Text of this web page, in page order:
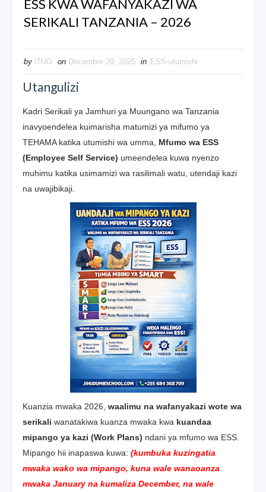
ESS KWA WAFANYAKAZI WA
SERIKALI TANZANIA – 2026
by iTUG on December 29, 2025 in ESS-utumishi
Utangulizi
Kadri Serikali ya Jamhuri ya Muungano wa Tanzania
inavyoendelea kuimarisha matumizi ya mifumo ya
TEHAMA katika utumishi wa umma, Mfumo wa ESS
(Employee Self Service) umeendelea kuwa nyenzo
muhimu katika usimamizi wa rasilimali watu, utendaji kazi
na uwajibikaji.
Kuanzia mwaka 2026, waalimu na wafanyakazi wote wa
serikali wanatakiwa kuanza mwaka kwa kuandaa
mipango ya kazi (Work Plans) ndani ya mfumo wa ESS.
Mipango hii inapaswa kuwa: (kumbuka kuzingatia
mwaka wako wa mipango, kuna wale wanaoanza
mwaka January na kumaliza December, na wale